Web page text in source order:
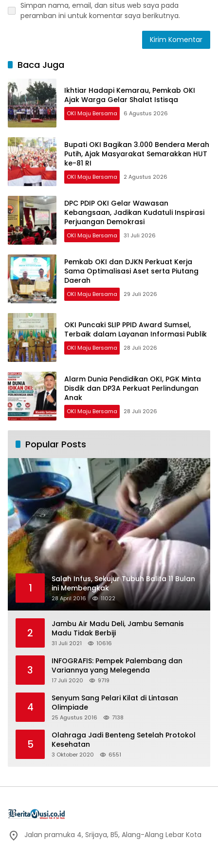
Simpan nama, email, dan situs web saya pada
peramban ini untuk komentar saya berikutnya.
Baca Juga
Ikhtiar Hadapi Kemarau, Pemkab OKI
Ajak Warga Gelar Shalat Istisqa
OKI Maju Bersama 6 Agustus 2026
Bupati OKI Bagikan 3.000 Bendera Merah
Putih, Ajak Masyarakat Semarakkan HUT
ke-81 RI
OKI Maju Bersama 2 Agustus 2026
DPC PDIP OKI Gelar Wawasan
Kebangsaan, Jadikan Kudatuli Inspirasi
Perjuangan Demokrasi
OKI Maju Bersama 31 Juli 2026
Pemkab OKI dan DJKN Perkuat Kerja
Sama Optimalisasi Aset serta Piutang
Daerah
OKI Maju Bersama 29 Juli 2026
OKI Puncaki SLIP PPID Award Sumsel,
Terbaik dalam Layanan Informasi Publik
OKI Maju Bersama 28 Juli 2026
Alarm Dunia Pendidikan OKI, PGK Minta
Disdik dan DP3A Perkuat Perlindungan
Anak
OKI Maju Bersama 28 Juli 2026
Popular Posts
1
Salah Infus, Sekujur Tubuh Balita 11 Bulan
ini Membengkak
28 April 2016 11022
2
Jambu Air Madu Deli, Jambu Semanis
Madu Tidak Berbiji
31 Juli 2021 10616
3
INFOGRAFIS: Pempek Palembang dan
Variannya yang Melegenda
17 Juli 2020 9719
4
Senyum Sang Pelari Kilat di Lintasan
Olimpiade
25 Agustus 2016 7138
5
Olahraga Jadi Benteng Setelah Protokol
Kesehatan
3 Oktober 2020 6551
Jalan pramuka 4, Srijaya, B5, Alang-Alang Lebar Kota